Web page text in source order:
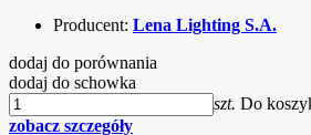
Producent: Lena Lighting S.A.
dodaj do porównania
dodaj do schowka
szt. Do
zobacz szczegóły